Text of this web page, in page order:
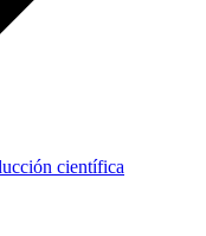
científica